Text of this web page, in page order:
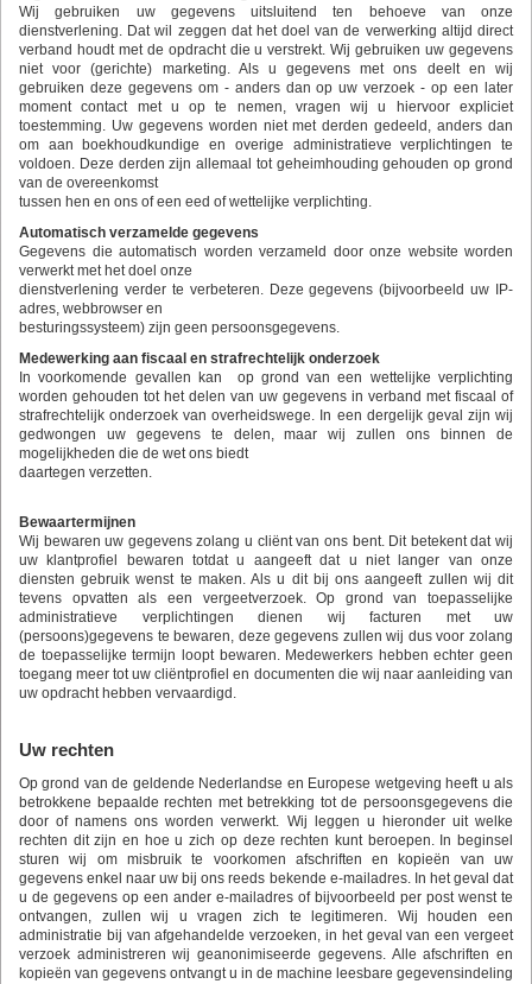
Wij gebruiken uw gegevens uitsluitend ten behoeve van onze
dienstverlening. Dat wil zeggen dat het doel van de verwerking altijd direct
verband houdt met de opdracht die u verstrekt. Wij gebruiken uw gegevens
niet voor (gerichte) marketing. Als u gegevens met ons deelt en wij
gebruiken deze gegevens om - anders dan op uw verzoek - op een later
moment contact met u op te nemen, vragen wij u hiervoor expliciet
toestemming. Uw gegevens worden niet met derden gedeeld, anders dan
om aan boekhoudkundige en overige administratieve verplichtingen te
voldoen. Deze derden zijn allemaal tot geheimhouding gehouden op grond
van de overeenkomst
tussen hen en ons of een eed of wettelijke verplichting.
Automatisch verzamelde gegevens
Gegevens die automatisch worden verzameld door onze website worden
verwerkt met het doel onze
dienstverlening verder te verbeteren. Deze gegevens (bijvoorbeeld uw IP-
adres, webbrowser en
besturingssysteem) zijn geen persoonsgegevens.
Medewerking aan fiscaal en strafrechtelijk onderzoek
In voorkomende gevallen kan op grond van een wettelijke verplichting
worden gehouden tot het delen van uw gegevens in verband met fiscaal of
strafrechtelijk onderzoek van overheidswege. In een dergelijk geval zijn wij
gedwongen uw gegevens te delen, maar wij zullen ons binnen de
mogelijkheden die de wet ons biedt
daartegen verzetten.
Bewaartermijnen
Wij bewaren uw gegevens zolang u cliënt van ons bent. Dit betekent dat wij
uw klantprofiel bewaren totdat u aangeeft dat u niet langer van onze
diensten gebruik wenst te maken. Als u dit bij ons aangeeft zullen wij dit
tevens opvatten als een vergeetverzoek. Op grond van toepasselijke
administratieve verplichtingen dienen wij facturen met uw
(persoons)gegevens te bewaren, deze gegevens zullen wij dus voor zolang
de toepasselijke termijn loopt bewaren. Medewerkers hebben echter geen
toegang meer tot uw cliëntprofiel en documenten die wij naar aanleiding van
uw opdracht hebben vervaardigd.
Uw rechten
Op grond van de geldende Nederlandse en Europese wetgeving heeft u als
betrokkene bepaalde rechten met betrekking tot de persoonsgegevens die
door of namens ons worden verwerkt. Wij leggen u hieronder uit welke
rechten dit zijn en hoe u zich op deze rechten kunt beroepen. In beginsel
sturen wij om misbruik te voorkomen afschriften en kopieën van uw
gegevens enkel naar uw bij ons reeds bekende e-mailadres. In het geval dat
u de gegevens op een ander e-mailadres of bijvoorbeeld per post wenst te
ontvangen, zullen wij u vragen zich te legitimeren. Wij houden een
administratie bij van afgehandelde verzoeken, in het geval van een vergeet
verzoek administreren wij geanonimiseerde gegevens. Alle afschriften en
kopieën van gegevens ontvangt u in de machine leesbare gegevensindeling